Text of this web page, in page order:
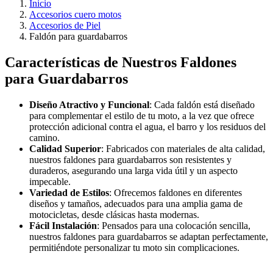
Inicio
Accesorios cuero motos
Accesorios de Piel
Faldón para guardabarros
Características de Nuestros Faldones
para Guardabarros
Diseño Atractivo y Funcional: Cada faldón está diseñado
para complementar el estilo de tu moto, a la vez que ofrece
protección adicional contra el agua, el barro y los residuos del
camino.
Calidad Superior: Fabricados con materiales de alta calidad,
nuestros faldones para guardabarros son resistentes y
duraderos, asegurando una larga vida útil y un aspecto
impecable.
Variedad de Estilos: Ofrecemos faldones en diferentes
diseños y tamaños, adecuados para una amplia gama de
motocicletas, desde clásicas hasta modernas.
Fácil Instalación: Pensados para una colocación sencilla,
nuestros faldones para guardabarros se adaptan perfectamente,
permitiéndote personalizar tu moto sin complicaciones.